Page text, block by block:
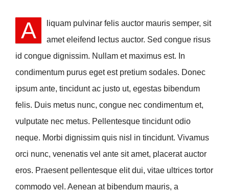
A
liquam pulvinar felis auctor mauris semper, sit
amet eleifend lectus auctor. Sed congue risus
id congue dignissim. Nullam et maximus est. In
condimentum purus eget est pretium sodales. Donec
ipsum ante, tincidunt ac justo ut, egestas bibendum
felis. Duis metus nunc, congue nec condimentum et,
vulputate nec metus. Pellentesque tincidunt odio
neque. Morbi dignissim quis nisl in tincidunt. Vivamus
orci nunc, venenatis vel ante sit amet, placerat auctor
eros. Praesent pellentesque elit dui, vitae ultrices tortor
commodo vel. Aenean at bibendum mauris, a